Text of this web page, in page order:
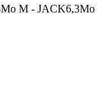
M - JACK6,3Mo